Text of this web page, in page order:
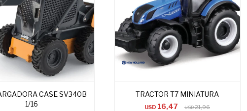
CASE SV340B
1/16
TRACTOR T7 MINIATURA
USD 16,47 USD21,96